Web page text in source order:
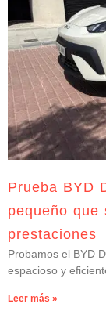
Prueba BYD
pequeño que
prestaciones
Probamos el BYD
espacioso y
Leer más »